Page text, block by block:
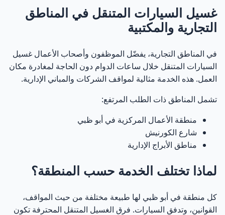
غسيل السيارات المتنقل في المناطق
التجارية والمكتبية
في المناطق التجارية، يفضّل الموظفون وأصحاب الأعمال غسيل
السيارات المتنقل خلال ساعات الدوام دون الحاجة لمغادرة مكان
العمل. هذه الخدمة مثالية لمواقف الشركات والمباني الإدارية.
تشمل المناطق ذات الطلب المرتفع:
منطقة الأعمال المركزية في أبو ظبي
شارع الكورنيش
مناطق الأبراج الإدارية
لماذا تختلف الخدمة حسب المنطقة؟
كل منطقة في أبو ظبي لها طبيعة مختلفة من حيث المواقف،
القوانين، وتدفق السيارات. فرق الغسيل المتنقل المحترفة تكون